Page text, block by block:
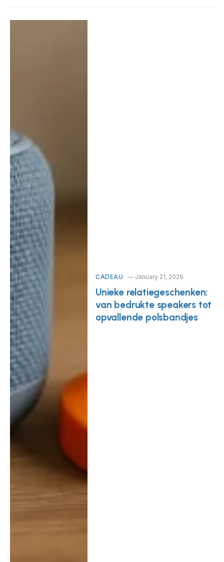
CADEAU January 21, 2026
Unieke relatiegeschenken:
van bedrukte speakers tot
opvallende polsbandjes